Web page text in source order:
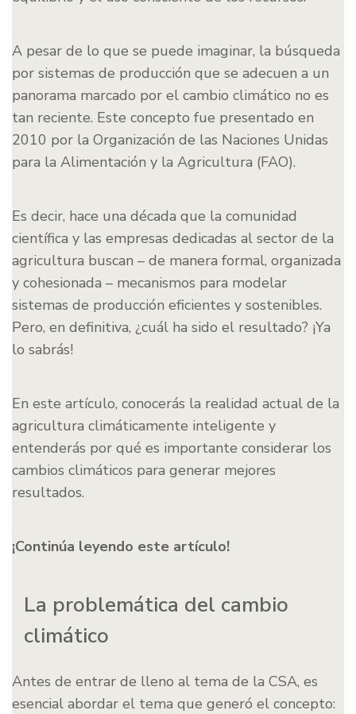
A pesar de lo que se puede imaginar, la búsqueda
por sistemas de producción que se adecuen a un
panorama marcado por el cambio climático no es
tan reciente. Este concepto fue presentado en
2010 por la Organización de las Naciones Unidas
para la Alimentación y la Agricultura (FAO).
Es decir, hace una década que la comunidad
científica y las empresas dedicadas al sector de la
agricultura buscan – de manera formal, organizada
y cohesionada – mecanismos para modelar
sistemas de producción eficientes y sostenibles.
Pero, en definitiva, ¿cuál ha sido el resultado? ¡Ya
lo sabrás!
En este artículo, conocerás la realidad actual de la
agricultura climáticamente inteligente y
entenderás por qué es importante considerar los
cambios climáticos para generar mejores
resultados.
¡Continúa leyendo este artículo!
La problemática del cambio
climático
Antes de entrar de lleno al tema de la CSA, es
esencial abordar el tema que generó el concepto: